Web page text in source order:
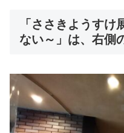
「ささきようすけ
ない～」は、右側